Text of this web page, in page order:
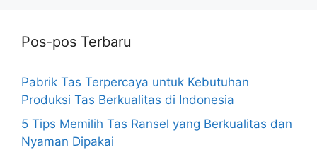
Pos-pos Terbaru
Pabrik Tas Terpercaya untuk Kebutuhan
Produksi Tas Berkualitas di Indonesia
5 Tips Memilih Tas Ransel yang Berkualitas dan
Nyaman Dipakai